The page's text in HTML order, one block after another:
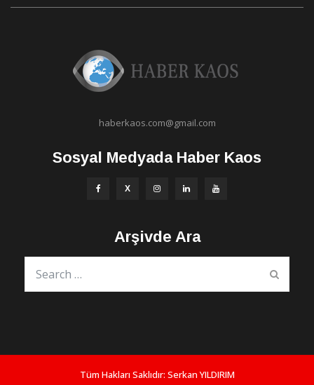
haberkaos.com@gmail.com
Sosyal Medyada Haber Kaos
Arşivde Ara
Tüm Hakları Saklıdır: Serkan YILDIRIM